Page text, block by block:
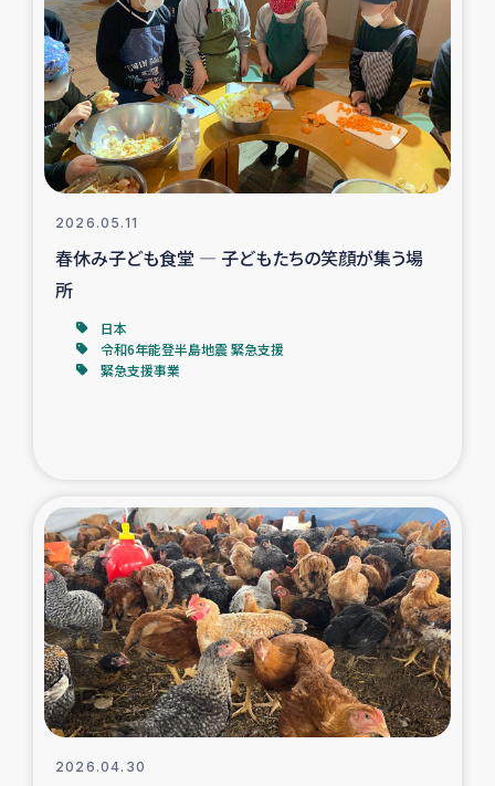
大雨による洪水被災者支援
カカオ生産者支援事業
シリア国内避難民・帰還民の生活再建支援
トルコにおけるシリア難民支援事業
インドネシア中部 スラウェシの地震・津波被災者支援
スリランカ ジャフナ県干物事業
スリランカの南北女性をつなぐサリー・リサイクル・プロ
ジェクト
復興支援事業
民際教育事業
2026.05.11
春休み子ども食堂 ― 子どもたちの笑顔が集う場
所
日本
令和6年能登半島地震 緊急支援
緊急支援事業
2026.04.30